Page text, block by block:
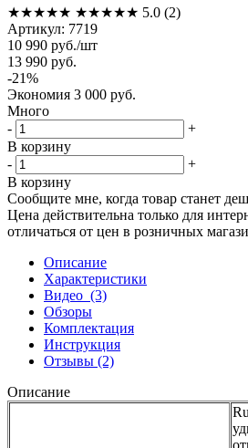
★★★★★ ★★★★★ 5.0 (2)
Артикул: 7719
10 990 руб./шт
13 990 руб.
-21%
Экономия 3 000 руб.
Много
-
+
В корзину
-
+
В корзину
Сообщите мне, когда товар станет
Цена действительна только для
отличаться от цен в розничных
Описание
Характеристики
Видео (3)
Обзоры
Комплектация
Инструкция
Отзывы (2)
Описание